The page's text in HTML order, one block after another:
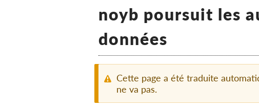
noyb poursuit les
données
Cette page a été traduite
ne va pas.